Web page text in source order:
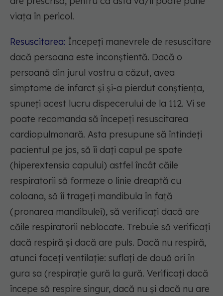
viața în pericol.
Resuscitarea: Începeți manevrele de resuscitare
dacă persoana este inconștientă. Dacă o
persoană din jurul vostru a căzut, avea
simptome de infarct și și-a pierdut conștiența,
spuneți acest lucru dispecerului de la 112. Vi se
poate recomanda să începeți resuscitarea
cardiopulmonară. Asta presupune să întindeți
pacientul pe jos, să îi dați capul pe spate
(hiperextensia capului) astfel încât căile
respiratorii să formeze o linie dreaptă cu
coloana, să îi trageți mandibula în față
(pronarea mandibulei), să verificați dacă are
căile respiratorii neblocate. Trebuie să verificați
dacă respiră și dacă are puls. Dacă nu respiră,
atunci faceți ventilație: suflați de două ori în
gura sa (respirație gură la gură. Verificați dacă
începe să respire singur, dacă nu și dacă nu are